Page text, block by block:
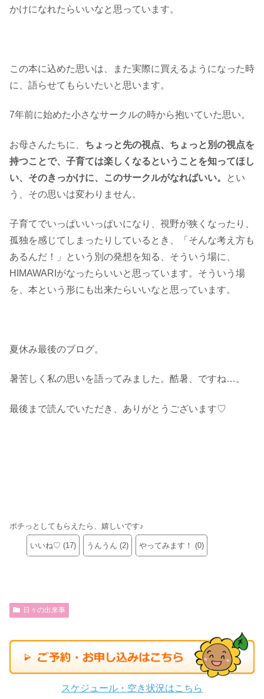
かけになれたらいいなと思っています。
この本に込めた思いは、また実際に買えるようになった時
に、語らせてもらいたいと思います。
7年前に始めた小さなサークルの時から抱いていた思い。
お母さんたちに、 ちょっと先の視点、ちょっと別の視点を
持つことで、子育ては楽しくなるということを知ってほし
い、そのきっかけに、このサークルがなればいい。
とい
う、その思いは変わりません。
子育てでいっぱいいっぱいになり、視野が狭くなったり、
孤独を感じてしまったりしているとき、「そんな考え方も
あるんだ！」という別の発想を知る、そういう場に、
HIMAWARIがなったらいいと思っています。そういう場
を、本という形にも出来たらいいなと思っています。
夏休み最後のブログ。
暑苦しく私の思いを語ってみました。酷暑、ですね…。
最後まで読んでいただき、ありがとうございます♡
ポチっとしてもらえたら、嬉しいです♪
いいね♡ (17) うんうん (2) やってみます！ (0)
日々の出来事
スケジュール・空き状況はこちら